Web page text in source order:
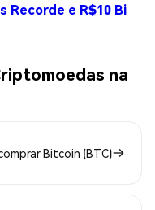
Recorde e R$10 Bi
na
Bitcoin (BTC)